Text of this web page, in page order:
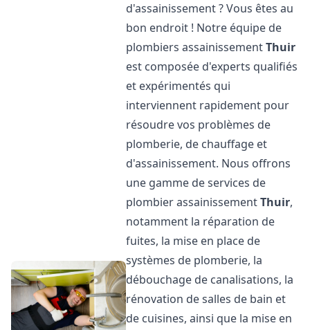
d'assainissement ? Vous êtes au
bon endroit ! Notre équipe de
plombiers assainissementThuir
est composée d'experts qualifiés
et expérimentés qui
interviennent rapidement pour
résoudre vos problèmes de
plomberie, de chauffage et
d'assainissement. Nous offrons
une gamme de services de
plombier assainissementThuir,
notamment la réparation de
fuites, la mise en place de
systèmes de plomberie, la
débouchage de canalisations, la
rénovation de salles de bain et
de cuisines, ainsi que la mise en